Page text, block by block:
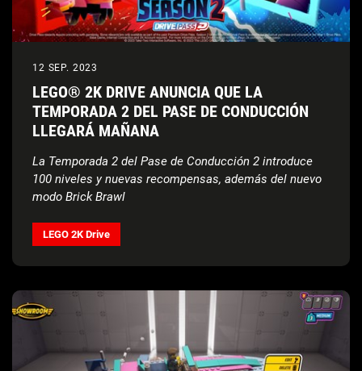
12 SEP. 2023
LEGO® 2K DRIVE ANUNCIA QUE LA
TEMPORADA 2 DEL PASE DE CONDUCCIÓN
LLEGARÁ MAÑANA
La Temporada 2 del Pase de Conducción 2 introduce
100 niveles y nuevas recompensas, además del nuevo
modo Brick Brawl
LEGO 2K Drive